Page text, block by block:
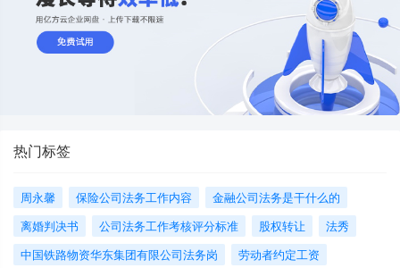
热门标签
周永馨 保险公司法务工作内容
金融公司法务是干什么的
离婚判决书
公司法务工作考核评分标准 股权转让
法秀
中国铁路物资华东集团有限公司法务岗
劳动者约定工资